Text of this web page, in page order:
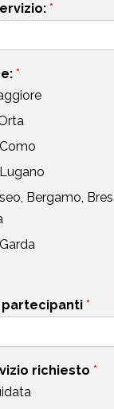
*
*
Bergamo,
partecipanti *
richiesto *